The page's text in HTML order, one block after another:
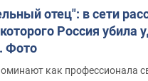
отец": в сети
Россия убила
Фото
как профессионала